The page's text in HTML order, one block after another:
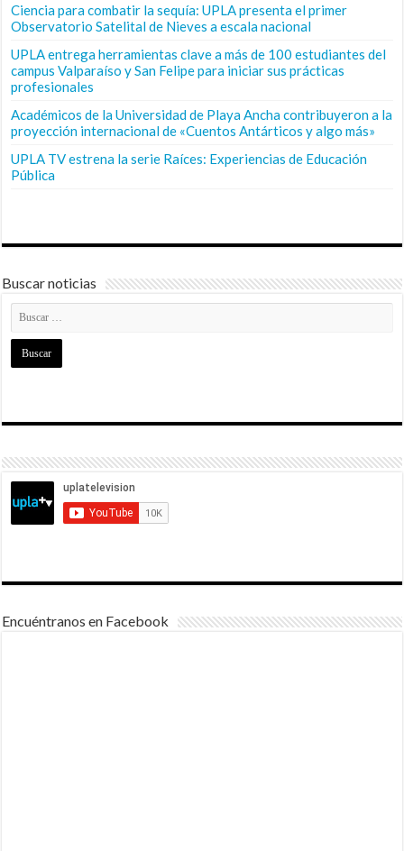
Ciencia para combatir la sequía: UPLA presenta el primer
Observatorio Satelital de Nieves a escala nacional
UPLA entrega herramientas clave a más de 100 estudiantes del
campus Valparaíso y San Felipe para iniciar sus prácticas
profesionales
Académicos de la Universidad de Playa Ancha contribuyeron a la
proyección internacional de «Cuentos Antárticos y algo más»
UPLA TV estrena la serie Raíces: Experiencias de Educación
Pública
Buscar noticias
Encuéntranos en Facebook